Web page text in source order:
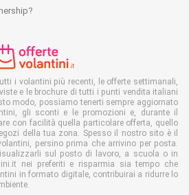
i volantini più recenti, le offerte settimanali,
e le brochure di tutti i punti vendita italiani
modo, possiamo tenerti sempre aggiornato
gli sconti e le promozioni e, durante il
con facilità quella particolare offerta, quello
della tua zona. Spesso il nostro sito è il
persino prima che arrivino per posta.
sul posto di lavoro, a scuola o in
nei preferiti e risparmia sia tempo che
in formato digitale, contribuirai a ridurre lo